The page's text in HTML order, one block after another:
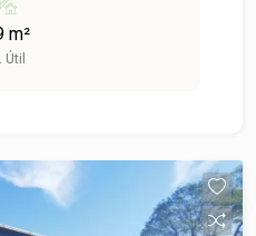
proporcionando
e fácil acesso
versátil, a loja atende
comercial em
e valorizada da cidade.
conhecer!
m²
Útil